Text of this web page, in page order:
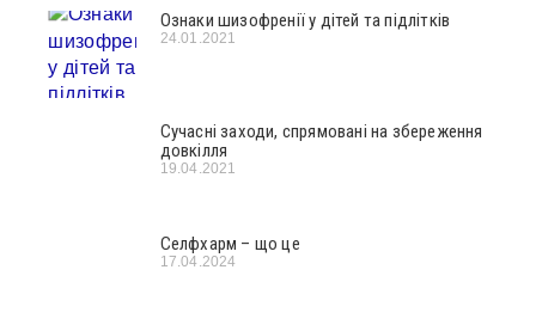
Ознаки шизофренії у дітей та підлітків
24.01.2021
Сучасні заходи, спрямовані на збереження
довкілля
19.04.2021
Селфхарм – що це
17.04.2024